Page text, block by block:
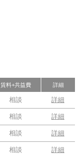
賃料+共益費 詳細
相談 詳細
相談 詳細
相談 詳細
相談 詳細